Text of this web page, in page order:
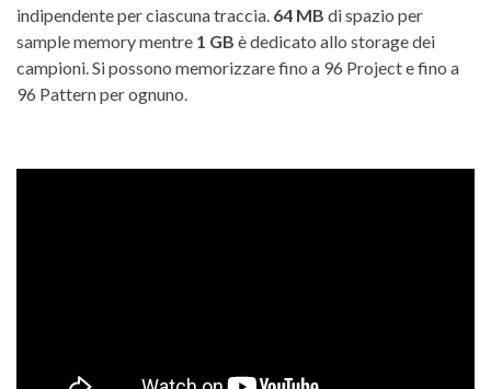
indipendente per ciascuna traccia. 64 MB di spazio per
sample memory mentre 1 GB è dedicato allo storage dei
campioni. Si possono memorizzare fino a 96 Project e fino a
96 Pattern per ognuno.